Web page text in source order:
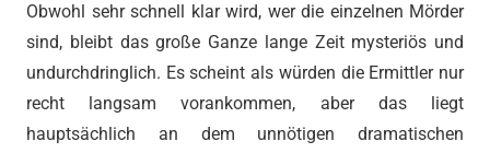
Obwohl sehr schnell klar wird, wer die einzelnen Mörder
sind, bleibt das große Ganze lange Zeit mysteriös und
undurchdringlich. Es scheint als würden die Ermittler nur
recht langsam vorankommen, aber das liegt
hauptsächlich an dem unnötigen dramatischen